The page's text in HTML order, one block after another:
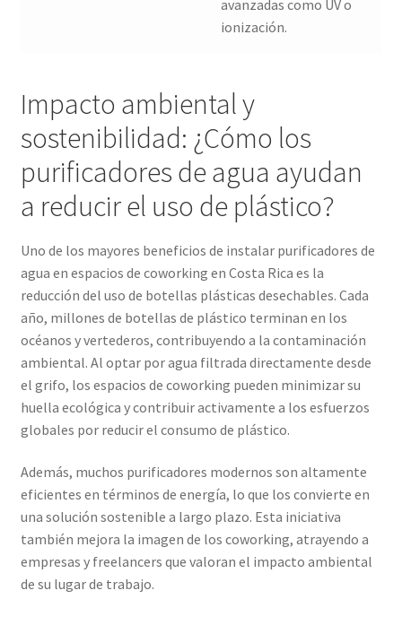
avanzadas como UV o
ionización.
Impacto ambiental y
sostenibilidad: ¿Cómo los
purificadores de agua ayudan
a reducir el uso de plástico?
Uno de los mayores beneficios de instalar purificadores de
agua en espacios de coworking en Costa Rica es la
reducción del uso de botellas plásticas desechables. Cada
año, millones de botellas de plástico terminan en los
océanos y vertederos, contribuyendo a la contaminación
ambiental. Al optar por agua filtrada directamente desde
el grifo, los espacios de coworking pueden minimizar su
huella ecológica y contribuir activamente a los esfuerzos
globales por reducir el consumo de plástico.
Además, muchos purificadores modernos son altamente
eficientes en términos de energía, lo que los convierte en
una solución sostenible a largo plazo. Esta iniciativa
también mejora la imagen de los coworking, atrayendo a
empresas y freelancers que valoran el impacto ambiental
de su lugar de trabajo.